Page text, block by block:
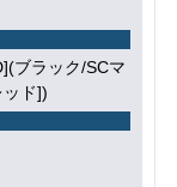
ブラック/SCマ
ド])